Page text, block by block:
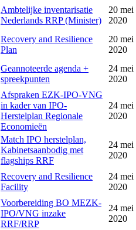
Ambtelijke inventarisatie
Nederlands RRP (Minister)
20 mei
2020
Recovery and Resilience
Plan
20 mei
2020
Geannoteerde agenda +
spreekpunten
24 mei
2020
Afspraken EZK-IPO-VNG
in kader van IPO-
Herstelplan Regionale
Economieën
24 mei
2020
Match IPO herstelplan,
Kabinetsaanbodig met
flagships RRF
24 mei
2020
Recovery and Resilience
Facility
24 mei
2020
Voorbereiding BO MEZK-
IPO/VNG inzake
RRF/RRP
24 mei
2020